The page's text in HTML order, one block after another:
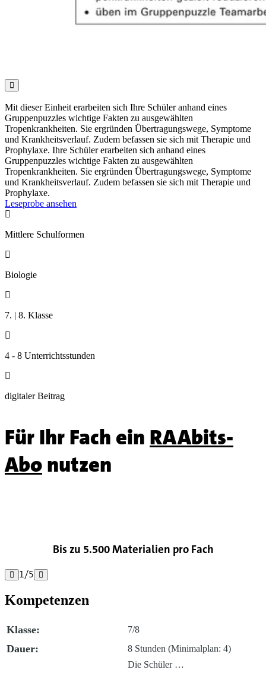

Mit dieser Einheit erarbeiten sich Ihre Schüler anhand eines
Gruppenpuzzles wichtige Fakten zu ausgewählten
Tropenkrankheiten. Sie ergründen Übertragungswege, Symptome
und Krankheitsverlauf. Zudem befassen sie sich mit Therapie und
Prophylaxe. Ihre Schüler erarbeiten sich anhand eines
Gruppenpuzzles wichtige Fakten zu ausgewählten
Tropenkrankheiten. Sie ergründen Übertragungswege, Symptome
und Krankheitsverlauf. Zudem befassen sie sich mit Therapie und
Prophylaxe.
Leseprobe ansehen

Mittlere Schulformen

Biologie

7. | 8. Klasse

4 - 8 Unterrichtsstunden

digitaler Beitrag
Für Ihr Fach ein RAAbits-
Abonutzen
Bis zu 5.500 Materialien pro Fach
 1/5 
Kompetenzen
Klasse: 7/8
Dauer: 8 Stunden (Minimalplan: 4)
Die Schüler …